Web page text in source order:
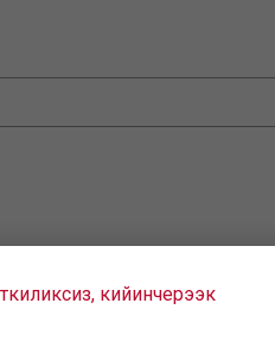
кийинчерээк